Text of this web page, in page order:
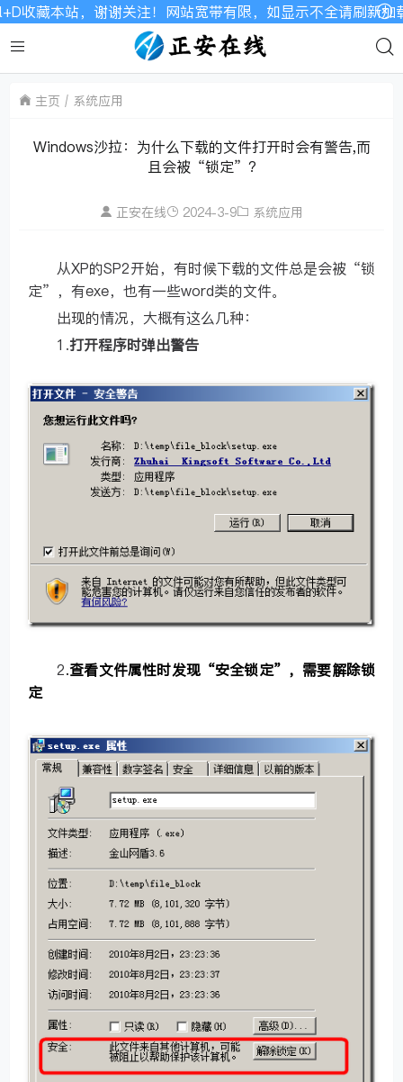
站，谢谢关注！网站宽带有限，如显示不全请刷新加载！
主页 系统应用
Windows沙拉：为什么下载的文件打开时会有警告,而
且会被“锁定”?
正安在线 2024-3-9 系统应用
从XP的SP2开始，有时候下载的文件总是会被“锁
定”，有exe，也有一些word类的文件。
出现的情况，大概有这么几种：
1.打开程序时弹出警告
2.查看文件属性时发现“安全锁定”，需要解除锁
定